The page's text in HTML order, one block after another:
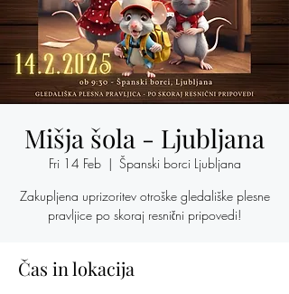
Mišja šola - Ljubljana
Fri 14 Feb
  |
Španski borci Ljubljana
Zakupljena uprizoritev otroške gledališke plesne
pravljice po skoraj resnični pripovedi!
Čas in lokacija